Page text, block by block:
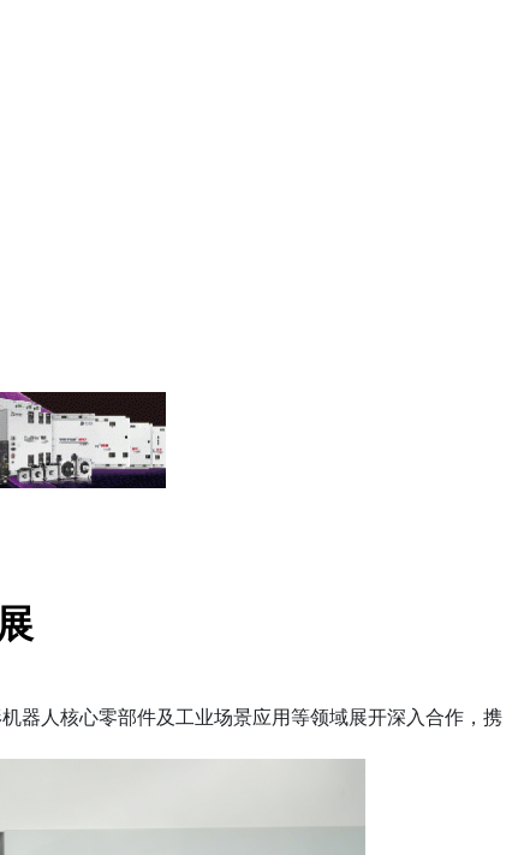
器人核心零部件及工业场景应用等领域展开深入合作，携